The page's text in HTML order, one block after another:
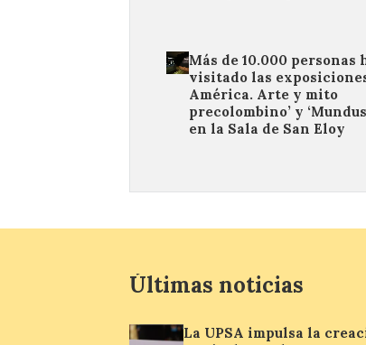
Más de 10.000 personas
visitado las
América. Arte y mito
precolombino’ y
en la Sala de San Eloy
Últimas noticias
La UPSA impulsa la